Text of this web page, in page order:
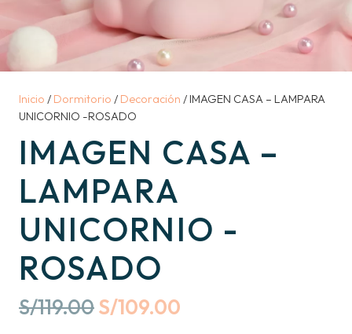
Inicio / Dormitorio / Decoración / IMAGEN CASA – LAMPARA
UNICORNIO -ROSADO
IMAGEN CASA –
LAMPARA
UNICORNIO -
ROSADO
S/119.00Original
S/109.00